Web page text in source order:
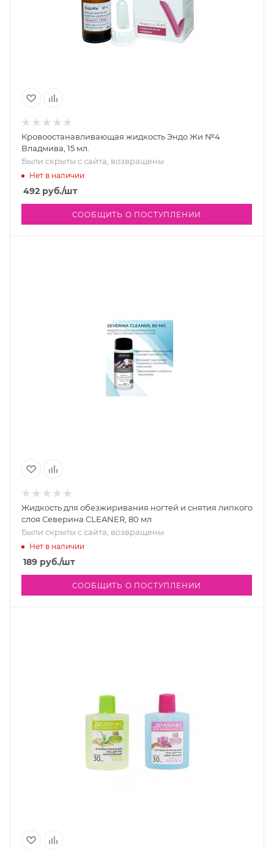
Кровоостанавливающая жидкость Эндо Жи №4
Владмива, 15 мл.
Были скрыты с сайта, возвращены
Нет в наличии
492 руб./шт
СООБЩИТЬ О ПОСТУПЛЕНИИ
Жидкость для обезжиривания ногтей и снятия липкого
слоя Северина CLEANER, 80 мл
Были скрыты с сайта, возвращены
Нет в наличии
189 руб./шт
СООБЩИТЬ О ПОСТУПЛЕНИИ